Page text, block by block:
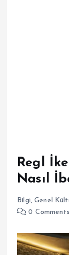
Regl
Nasıl
Bilgi,Genel
0 Comments